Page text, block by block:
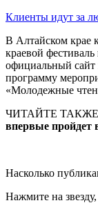
Клиенты идут за
В Алтайском крае
краевой
официальный сайт
программу
«Молодежные
ЧИТАЙТЕ
впервые пройдет
Насколько
Нажмите на